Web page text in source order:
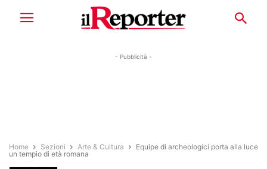
- Pubblicità -
Home Sezioni Arte & Cultura
Equipe di archeologici porta alla luce
un tempio di età romana